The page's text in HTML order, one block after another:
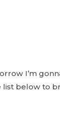
I’m
list below to